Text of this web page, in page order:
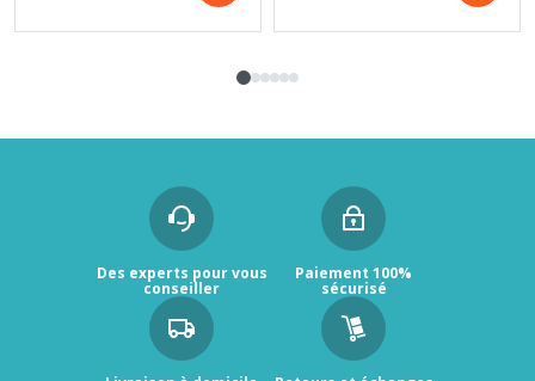
Des experts pour vous
conseiller
Paiement 100%
sécurisé